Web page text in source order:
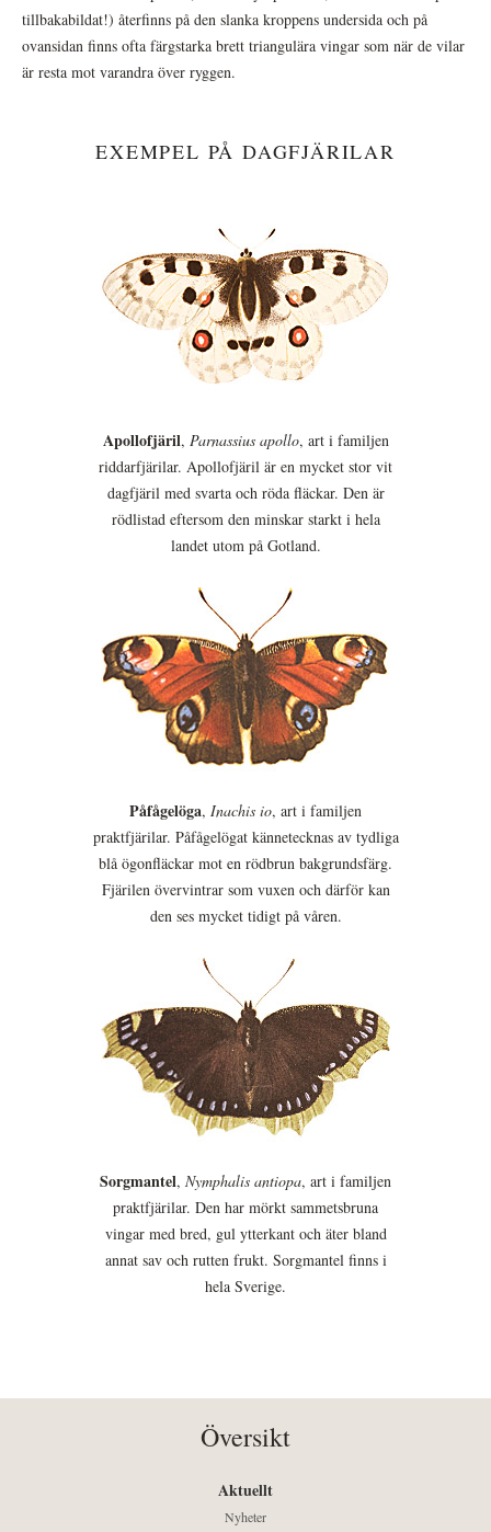
tillbakabildat!) återfinns på den slanka kroppens undersida och på
ovansidan finns ofta färgstarka brett triangulära vingar som när de vilar
är resta mot varandra över ryggen.
EXEMPEL PÅ DAGFJÄRILAR
Apollofjäril, Parnassius apollo, art i familjen
riddarfjärilar. Apollofjäril är en mycket stor vit
dagfjäril med svarta och röda fläckar. Den är
rödlistad eftersom den minskar starkt i hela
landet utom på Gotland.
Påfågelöga, Inachis io, art i familjen
praktfjärilar. Påfågelögat kännetecknas av tydliga
blå ögonfläckar mot en rödbrun bakgrundsfärg.
Fjärilen övervintrar som vuxen och därför kan
den ses mycket tidigt på våren.
Sorgmantel, Nymphalis antiopa, art i familjen
praktfjärilar. Den har mörkt sammetsbruna
vingar med bred, gul ytterkant och äter bland
annat sav och rutten frukt. Sorgmantel finns i
hela Sverige.
Översikt
Aktuellt
Nyheter